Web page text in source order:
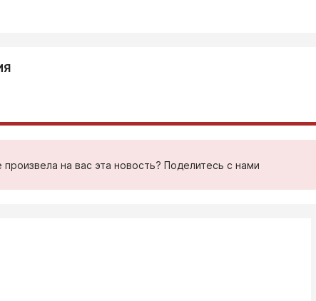
произвела на вас эта новость? Поделитесь с нами